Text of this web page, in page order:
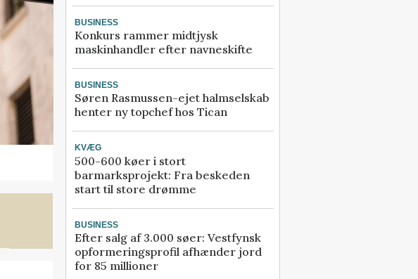
BUSINESS
Konkurs rammer midtjysk
maskinhandler efter navneskifte
BUSINESS
Søren Rasmussen-ejet halmselskab
henter ny topchef hos Tican
KVÆG
500-600 køer i stort
barmarksprojekt: Fra beskeden
start til store drømme
BUSINESS
Efter salg af 3.000 søer: Vestfynsk
opformeringsprofil afhænder jord
for 85 millioner